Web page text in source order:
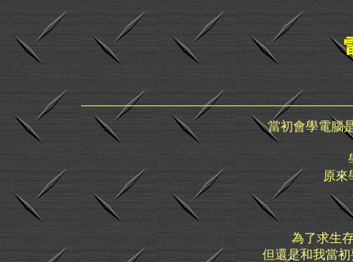
當初會學電腦
原來
為了求生
但還是和我當